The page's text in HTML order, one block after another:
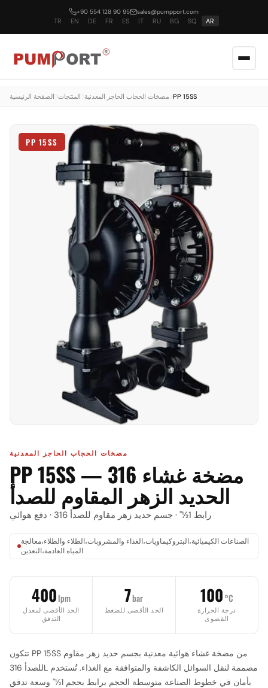
+90 554 128 90 95 sales@pumpport.com
TR EN DE FR ES IT RU BG SQ AR
الصفحة الرئيسية المنتجات مضخات الحجاب الحاجز المعدنية PP 15SS
PP 15SS
مضخات الحجاب الحاجز المعدنية
PP 15SS — 316 مضخة غشاء
الحديد الزهر المقاوم للصدأ
رابط 1½" · جسم حديد زهر مقاوم للصدأ 316 · دفع هوائي
الصناعات الكيميائية،البتروكيماويات،الغذاء والمشروبات،الطلاء والطلاء،معالجة
المياه العادمة،التعدين
400lpm
الحد الأقصى لمعدل
التدفق
7bar
الحد الأقصى للضغط
100°C
درجة الحرارة
القصوى
تتكون PP 15SS من مضخة غشاء هوائية معدنية بجسم حديد زهر مقاوم
للصدأ 316L مصممة لنقل السوائل الكاشفة والمتوافقة مع الغذاء. تُستخدم
بأمان في خطوط الصناعة متوسطة الحجم برابط بحجم 1½" وسعة تدفق